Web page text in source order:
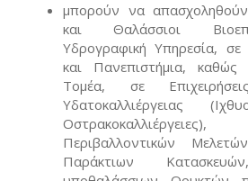
μπορούν να
και Θαλάσσιοι
Υδρογραφική Υπηρεσία, σε
και Πανεπιστήμια, καθώς
Τομέα, σε
Υδατοκαλλιέργειας
Περιβαλλοντικών
Παράκτιων